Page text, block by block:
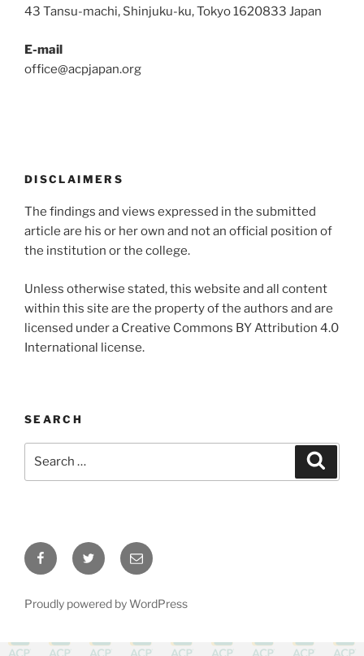
43 Tansu-machi, Shinjuku-ku, Tokyo 1620833 Japan
E-mail
office@acpjapan.org
DISCLAIMERS
The findings and views expressed in the submitted
article are his or her own and not an official position of
the institution or the college.
Unless otherwise stated, this website and all content
within this site are the property of the authors and are
licensed under a Creative Commons BY Attribution 4.0
International license.
SEARCH
FacebookTwitter Email
Proudly powered by WordPress